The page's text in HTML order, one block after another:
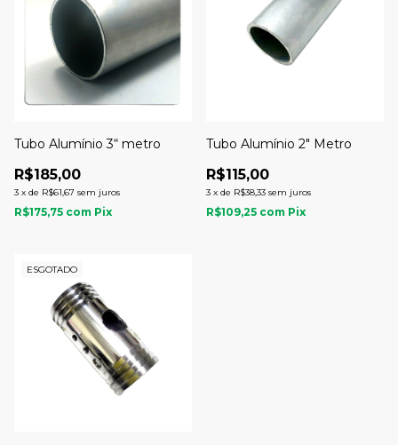
Tubo Alumínio 3“ metro
R$185,00
3 x de R$61,67 sem juros
R$175,75 com Pix
Tubo Alumínio 2" Metro
R$115,00
3 x de R$38,33 sem juros
R$109,25 com Pix
ESGOTADO